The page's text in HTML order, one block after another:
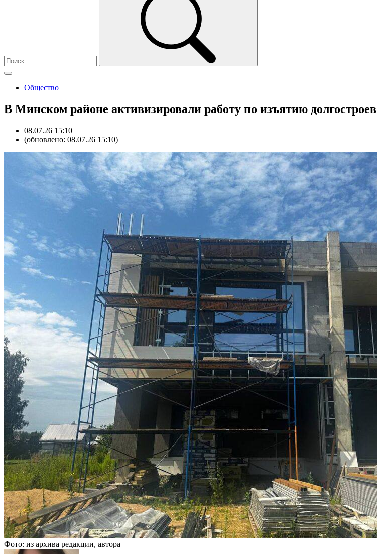
Общество
В Минском районе активизировали работу по изъятию долгостроев
08.07.26 15:10
(обновлено: 08.07.26 15:10)
Фото: из архива редакции, автора